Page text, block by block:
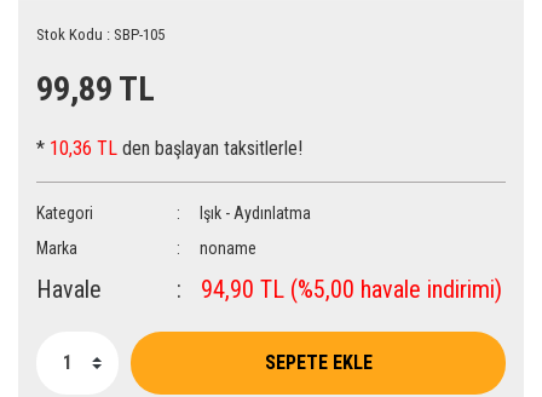
Stok Kodu : SBP-105
99,89 TL
* 10,36 TL den başlayan taksitlerle!
Kategori
Işık - Aydınlatma
Marka
noname
Havale 94,90 TL (%5,00 havale indirimi)
SEPETE EKLE